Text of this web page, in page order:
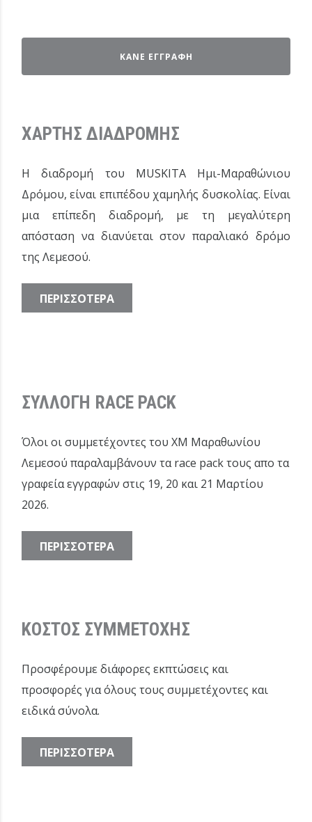
ΚΑΝΕ ΕΓΓΡΑΦΗ
ΧΑΡΤΗΣ ΔΙΑΔΡΟΜΗΣ
Η διαδρομή του MUSKITA Ημι-Μαραθώνιου
Δρόμου, είναι επιπέδου χαμηλής δυσκολίας. Είναι
μια επίπεδη διαδρομή, με τη μεγαλύτερη
απόσταση να διανύεται στον παραλιακό δρόμο
της Λεμεσού.
ΠΕΡΙΣΣΟΤΕΡΑ
ΣΥΛΛΟΓΗ RACE PACK
Όλοι οι συμμετέχοντες του XM Μαραθωνίου
Λεμεσού παραλαμβάνουν τα race pack τους απο τα
γραφεία εγγραφών στις 19, 20 και 21 Μαρτίου
2026.
ΠΕΡΙΣΣΟΤΕΡΑ
ΚΟΣΤΟΣ ΣΥΜΜΕΤΟΧΗΣ
Προσφέρουμε διάφορες εκπτώσεις και
προσφορές για όλους τους συμμετέχοντες και
ειδικά σύνολα.
ΠΕΡΙΣΣΟΤΕΡΑ